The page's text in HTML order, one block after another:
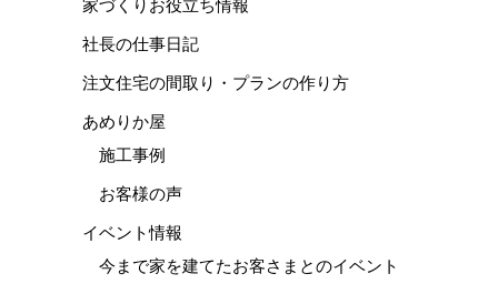
家づくりお役立ち情報
社長の仕事日記
注文住宅の間取り・プランの作り方
あめりか屋
施工事例
お客様の声
イベント情報
今まで家を建てたお客さまとのイベント